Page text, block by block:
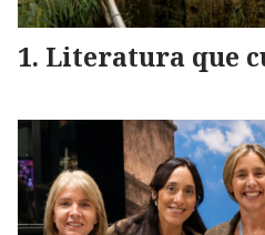
Literatura que